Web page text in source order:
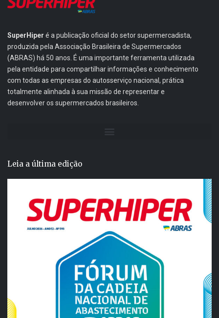
SuperHiper é a publicação oficial do setor supermercadista,
produzida pela Associação Brasileira de Supermercados
(ABRAS) há 50 anos. É uma importante ferramenta utilizada
pela entidade para compartilhar informações e conhecimento
com todas as empresas do autosserviço nacional, prática
totalmente alinhada à sua missão de representar e
desenvolver os supermercados brasileiros.
Leia a última edição